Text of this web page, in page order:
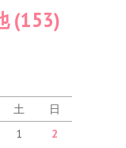
(153)
土
日
1
2